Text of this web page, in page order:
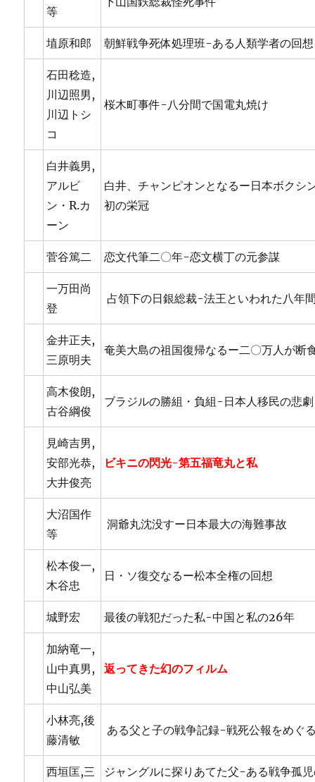
等
埴原和郎 朝鮮戦争死体処理班-ある人類学者の回想
石田稔造,
川辺照男,
川辺トシ
コ
桜木町事件-八分間で国電丸焼け
白井義男,
アルビ
ン・R.カ
ーン
白井、チャンピオンとなるー日本ボクシ
初の栄冠
菅谷篤二 恋文代筆二〇年-恋文横丁の元参謀
一万田尚
登
占領下の日銀総裁-法王といわれた八年
金井正夫,
三原明夫
奄美大島の祖国復帰なるー二〇万人が断
高木俊朗,
古谷綱俊
ブラジルの勝組・負組-日本人移民の悲劇
見崎吉男,
安部光恭,
大井俊亮
ビキニの閃光-第五福竜丸と私
大沼国作
等
洞爺丸沈没すー日本最大の海難事故
松本俊一,
木谷忠
日・ソ復交なるー松本全権の回想
城野宏 最後の戦犯だった私-中国と私の26年
加納竜一,
山中真男,
中山弘美
返ってきた幻のフィルム
小林亮,後
藤清敏
ある父と子の戦争記録-戦死公報をめぐ
西垣匡,三 ジャングルに探りあてた父-ある戦争孤